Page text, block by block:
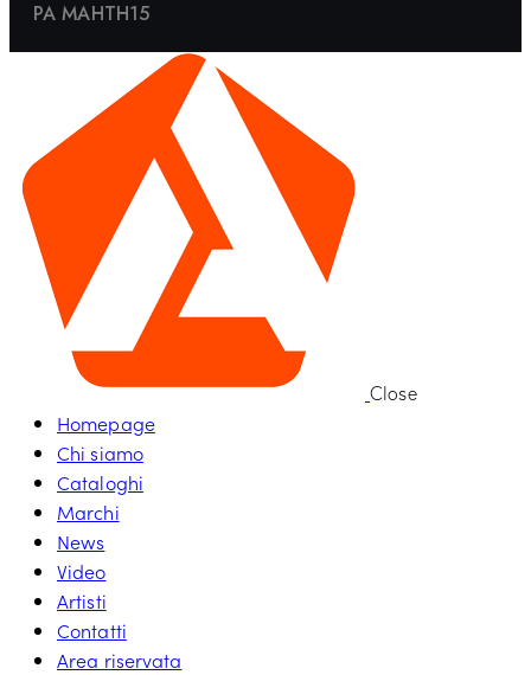
PA MAHTH15
Close
Homepage
Chi siamo
Cataloghi
Marchi
News
Video
Artisti
Contatti
Area riservata